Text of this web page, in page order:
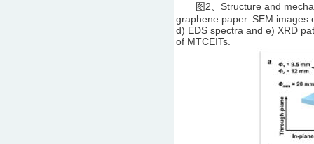
图2、Structure and
graphene paper. SEM images
d) EDS spectra and e) XRD
of MTCEITs.